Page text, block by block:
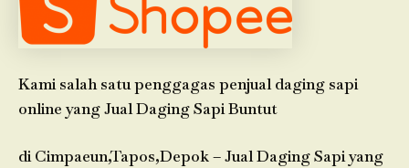
Kami salah satu penggagas penjual daging sapi
online yang Jual Daging Sapi Buntut
di Cimpaeun,Tapos,Depok – Jual Daging Sapi yang